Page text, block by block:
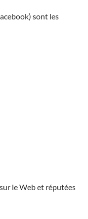
sont les
le Web et réputées